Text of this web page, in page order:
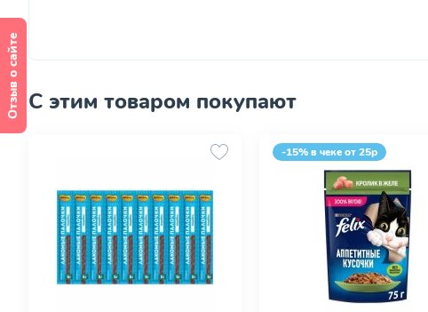
С этим товаром покупают
-15% в чеке от 25р
Отзыв о сайте